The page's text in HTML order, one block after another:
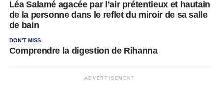
Léa Salamé agacée par l’air prétentieux et hautain
de la personne dans le reflet du miroir de sa salle
de bain
DON'T MISS
Comprendre la digestion de Rihanna
ADVERTISEMENT